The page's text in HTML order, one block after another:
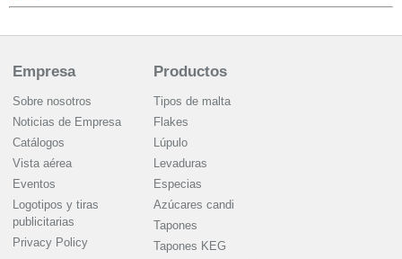
Empresa
Sobre nosotros
Noticias de Empresa
Catálogos
Vista aérea
Eventos
Logotipos y tiras
publicitarias
Privacy Policy
Productos
Tipos de malta
Flakes
Lúpulo
Levaduras
Especias
Azúcares candi
Tapones
Tapones KEG